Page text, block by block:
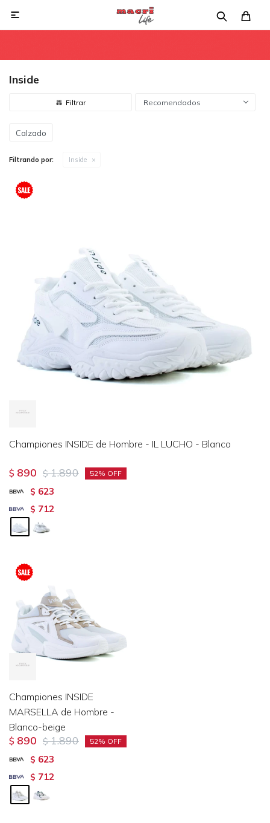

Inside
Recomendados
Calzado
Filtrando por: Inside
Championes INSIDE de Hombre - IL LUCHO - Blanco
$ 890 $ 1.890 52
$ 623
$ 712
Championes INSIDE
MARSELLA de Hombre -
Blanco-beige
$ 890 $ 1.890 52
$ 623
$ 712